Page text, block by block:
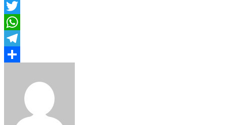
Facebook
Twitter
WhatsApp
Telegram